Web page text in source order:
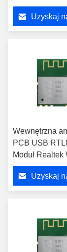
Moduł BT4.2
WIFI
Uzyskaj
Wewnętrzna
PCB USB
Moduł Realtek
Uzyskaj